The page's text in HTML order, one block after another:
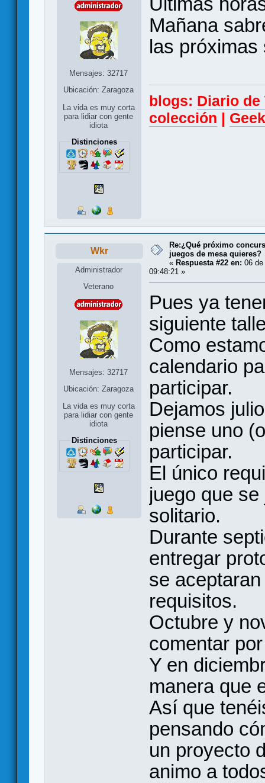
Mensajes: 32717
Ubicación: Zaragoza
La vida es muy corta
para lidiar con gente
idiota
Distinciones
Mañana
las próximas
blogs: Diario
colección
Wkr
Administrador
Veterano
Mensajes: 32717
Ubicación: Zaragoza
La vida es muy corta
para lidiar con gente
idiota
Distinciones
Re:¿Qué próximo
juegos de mesa quieres?
« Respuesta #22 en: 06
09:48:21 »
Pues ya
siguiente
Como
calendario
participar.
Dejamos
piense uno
participar.
El único
juego que
solitario.
Durante
entregar
se
requisitos.
Octubre y
comentar
Y en
manera que
Así que
pensando
un proyecto
animo a